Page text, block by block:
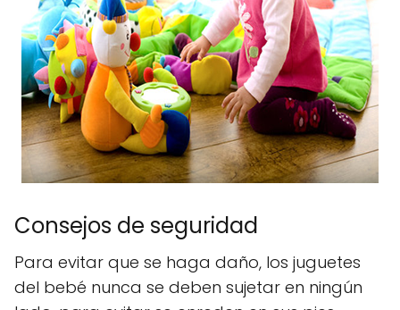
Consejos de seguridad
Para evitar que se haga daño, los juguetes
del bebé nunca se deben sujetar en ningún